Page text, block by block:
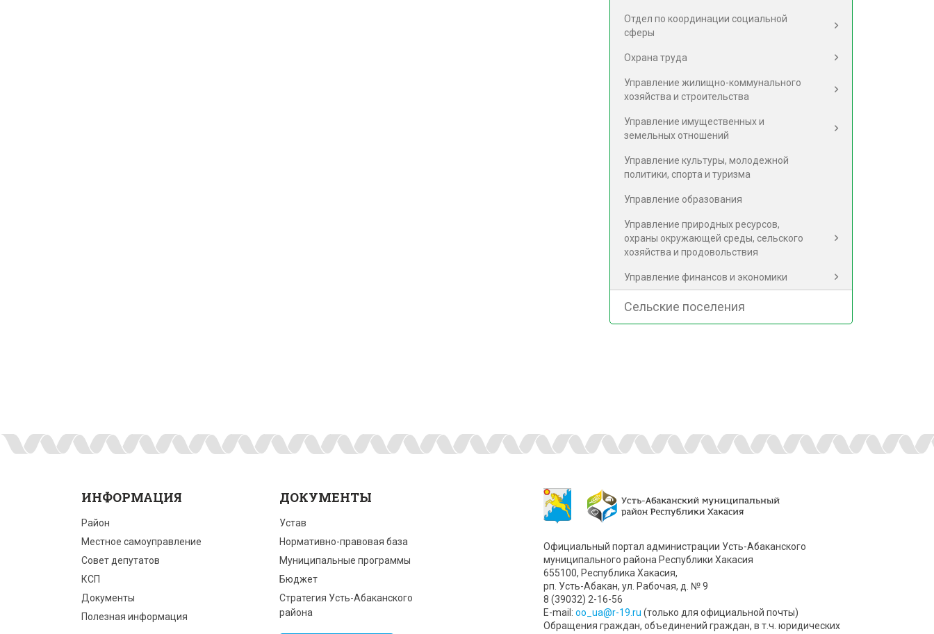
Отдел по координации социальной
сферы
Охрана труда
Управление жилищно-коммунального
хозяйства и строительства
Управление имущественных и
земельных отношений
Управление культуры, молодежной
политики, спорта и туризма
Управление образования
Управление природных ресурсов,
охраны окружающей среды, сельского
хозяйства и продовольствия
Управление финансов и экономики
Сельские поселения
ИНФОРМАЦИЯ
Район
Местное самоуправление
Совет депутатов
КСП
Документы
Полезная информация
ДОКУМЕНТЫ
Устав
Нормативно-правовая база
Муниципальные программы
Бюджет
Стратегия Усть-Абаканского
района
Официальный портал администрации Усть-Абаканского
муниципального района Республики Хакасия
655100, Республика Хакасия,
рп. Усть-Абакан, ул. Рабочая, д. № 9
8 (39032) 2-16-56
Е-mail: oo_ua@r-19.ru (только для официальной почты)
Обращения граждан, объединений граждан, в т.ч. юридических